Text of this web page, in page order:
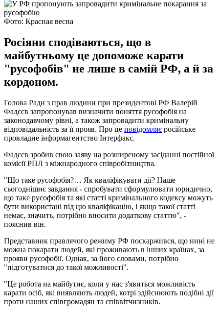
Фото: Красная весна
Росіяни сподіваються, що в
майбутньому це допоможе карати
"русофобів" не лише в самій РФ, а й за
кордоном.
Голова Ради з прав людини при президентові РФ Валерій
Фадєєв запропонував визначити поняття русофобія на
законодавчому рівні, а також запровадити кримінальну
відповідальність за її прояв. Про це повідомляє російське
провладне інформагентство Інтерфакс.
Фадєєв зробив свою заяву на розширеному засіданні постійної
комісії РПЛ з міжнародного співробітництва.
"Що таке русофобія?… Як кваліфікувати дії? Наше
сьогоднішнє завдання - спробувати сформулювати юридично,
що таке русофобія та які статті кримінального кодексу можуть
бути використані під цю кваліфікацію, і якщо такої статті
немає, значить, потрібно вносити додаткову статтю", -
пояснив він.
Представник правлячого режиму РФ поскаржився, що нині не
можна покарати людей, які проживають в інших країнах, за
прояви русофобії. Однак, за його словами, потрібно
"підготуватися до такої можливості".
"Це робота на майбутнє, коли у нас з'явиться можливість
карати осіб, які виявляють людей, котрі здійснюють подібні дії
проти наших співгромадян та співвітчизників.